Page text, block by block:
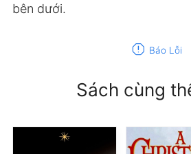
bên dưới.
report Báo Lỗi
Sách cùng